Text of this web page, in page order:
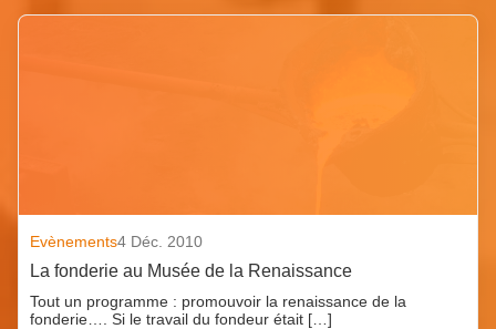
Evènements4 Déc. 2010
La fonderie au Musée de la Renaissance
Tout un programme : promouvoir la renaissance de la
fonderie…. Si le travail du fondeur était […]